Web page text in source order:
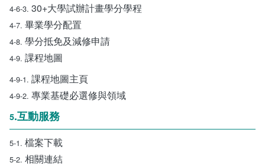
4-6-3. 30+大學試辦計畫學分學程
4-7. 畢業學分配置
4-8. 學分抵免及減修申請
4-9. 課程地圖
4-9-1. 課程地圖主頁
4-9-2. 專業基礎必選修與領域
5.互動服務
5-1. 檔案下載
5-2. 相關連結